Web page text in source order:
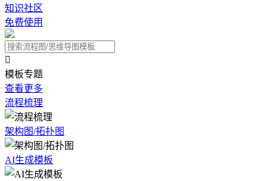
知识社区
免费使用

模板专题
查看更多
流程梳理
架构图/拓扑图
AI生成模板